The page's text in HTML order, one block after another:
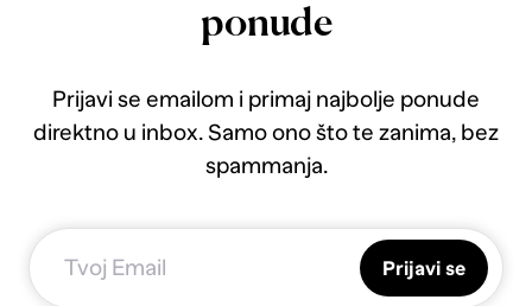
ponude
Prijavi se emailom i primaj najbolje ponude
direktno u inbox. Samo ono što te zanima, bez
spammanja.
Prijavi se